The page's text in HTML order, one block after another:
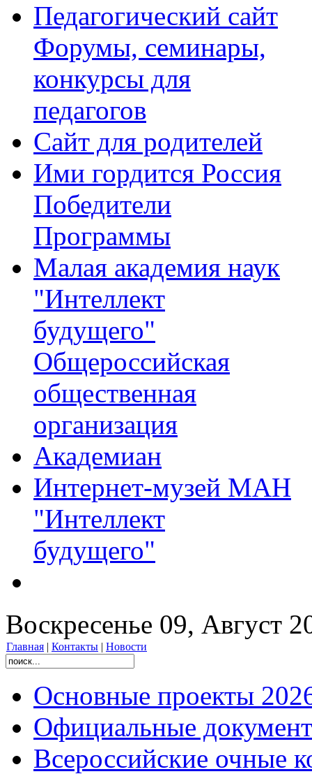
Педагогический сайт
Форумы, семинары,
конкурсы для
педагогов
Сайт для родителей
Ими гордится Россия
Победители
Программы
Малая академия наук
"Интеллект
будущего"
Общероссийская
общественная
организация
Академиан
Интернет-музей МАН
"Интеллект
будущего"
Воскресенье 09, Август
Главная | Контакты | Новости
Основные проекты
Официальные
Всероссийские очные